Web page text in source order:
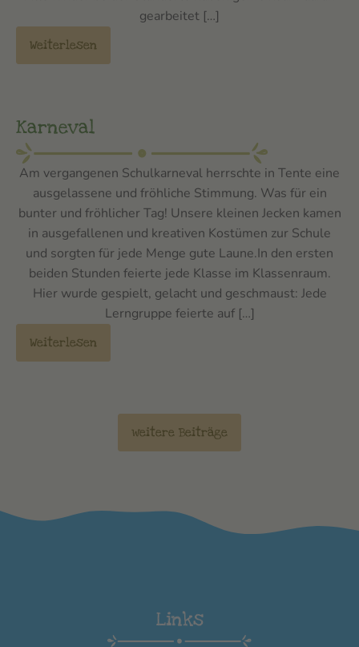
gearbeitet […]
Weiterlesen
Karneval
Am vergangenen Schulkarneval herrschte in Tente eine
ausgelassene und fröhliche Stimmung. Was für ein
bunter und fröhlicher Tag! Unsere kleinen Jecken kamen
in ausgefallenen und kreativen Kostümen zur Schule
und sorgten für jede Menge gute Laune.In den ersten
beiden Stunden feierte jede Klasse im Klassenraum.
Hier wurde gespielt, gelacht und geschmaust: Jede
Lerngruppe feierte auf […]
Weiterlesen
weitere Beiträge
Links